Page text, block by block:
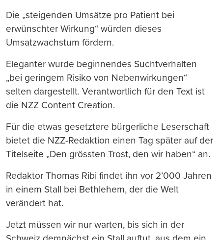
Die „steigenden Umsätze pro Patient bei
erwünschter Wirkung“ würden dieses
Umsatzwachstum fördern.
Eleganter wurde beginnendes Suchtverhalten
„bei geringem Risiko von Nebenwirkungen“
selten dargestellt. Verantwortlich für den Text ist
die NZZ Content Creation.
Für die etwas gesetztere bürgerliche Leserschaft
bietet die NZZ-Redaktion einen Tag später auf der
Titelseite „Den grössten Trost, den wir haben“ an.
Redaktor Thomas Ribi findet ihn vor 2’000 Jahren
in einem Stall bei Bethlehem, der die Welt
verändert hat.
Jetzt müssen wir nur warten, bis sich in der